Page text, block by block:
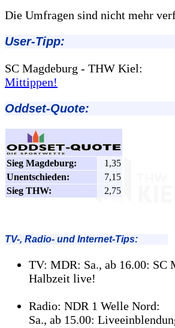
Die Umfragen sind nicht mehr
User-Tipp:
SC Magdeburg - THW Kiel:
Mittippen!
Oddset-Quote:
Sieg Magdeburg:
1,35
Unentschieden:
7,15
Sieg THW:
2,75
TV-, Radio- und Internet-Tips:
TV: MDR: Sa., ab 16.00: SC
Halbzeit live!
Radio: NDR 1 Welle Nord:
Sa., ab 15.00: